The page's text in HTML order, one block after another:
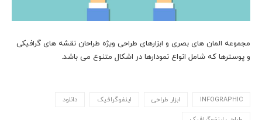
مجموعه المان های بصری و ابزارهای طراحی ویژه طراحان نقشه های گرافیکی
و پوسترها که شامل انواع نمودارها در اشکال متنوع می باشد.
INFOGRAPHIC ابزار طراحی اینفوگرافیک دانلود